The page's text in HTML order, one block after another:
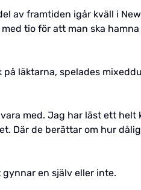
av framtiden igår kväll i
tio för att man ska
läktarna, spelades
med. Jag har läst ett helt
Där de berättar om hur
en själv eller inte.